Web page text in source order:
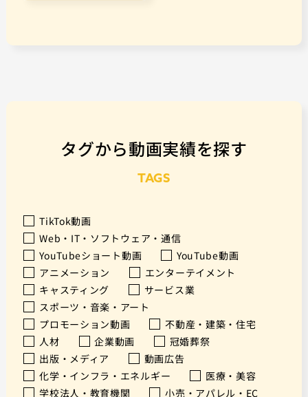
タグから動画実績を探す
TAGS
TikTok動画
Web・IT・ソフトウェア・通信
YouTubeショート動画
YouTube動画
アニメーション
エンターテイメント
キャスティング
サービス業
スポーツ・音楽・アート
プロモーション動画
不動産・建築・住宅
人材
企業動画
冠婚葬祭
出版・メディア
動画広告
化学・インフラ・エネルギー
医療・美容
学校法人・教育機関
小売・アパレル・EC